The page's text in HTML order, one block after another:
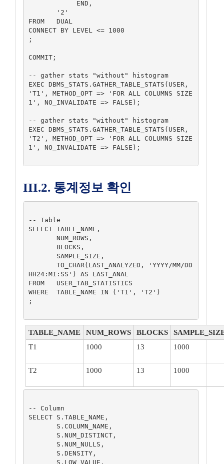
FROM   DUAL
CONNECT BY LEVEL <= 1000
;
COMMIT;
-- gather stats "without" histogram
EXEC DBMS_STATS.GATHER_TABLE_STATS(USER,
'T1', METHOD_OPT => 'FOR ALL COLUMNS SIZE
1', NO_INVALIDATE => FALSE);
-- gather stats "without" histogram
EXEC DBMS_STATS.GATHER_TABLE_STATS(USER,
'T2', METHOD_OPT => 'FOR ALL COLUMNS SIZE
1', NO_INVALIDATE => FALSE);
III.2. 통계정보 확인
-- Table
SELECT TABLE_NAME,
HH24:MI:SS') AS LAST_ANAL
FROM   USER_TAB_STATISTICS
WHERE  TABLE_NAME IN ('T1', 'T2')
;
TABLE_NAME NUM_ROWS BLOCKS
T1
1000 13 1000
T2 1000 13 1000
-- Column
SELECT S.TABLE_NAME,